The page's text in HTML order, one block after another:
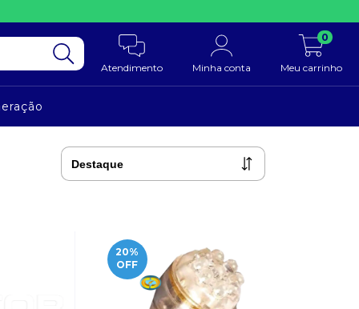
Atendimento Minha conta Meu carrinho
0
20%
OFF